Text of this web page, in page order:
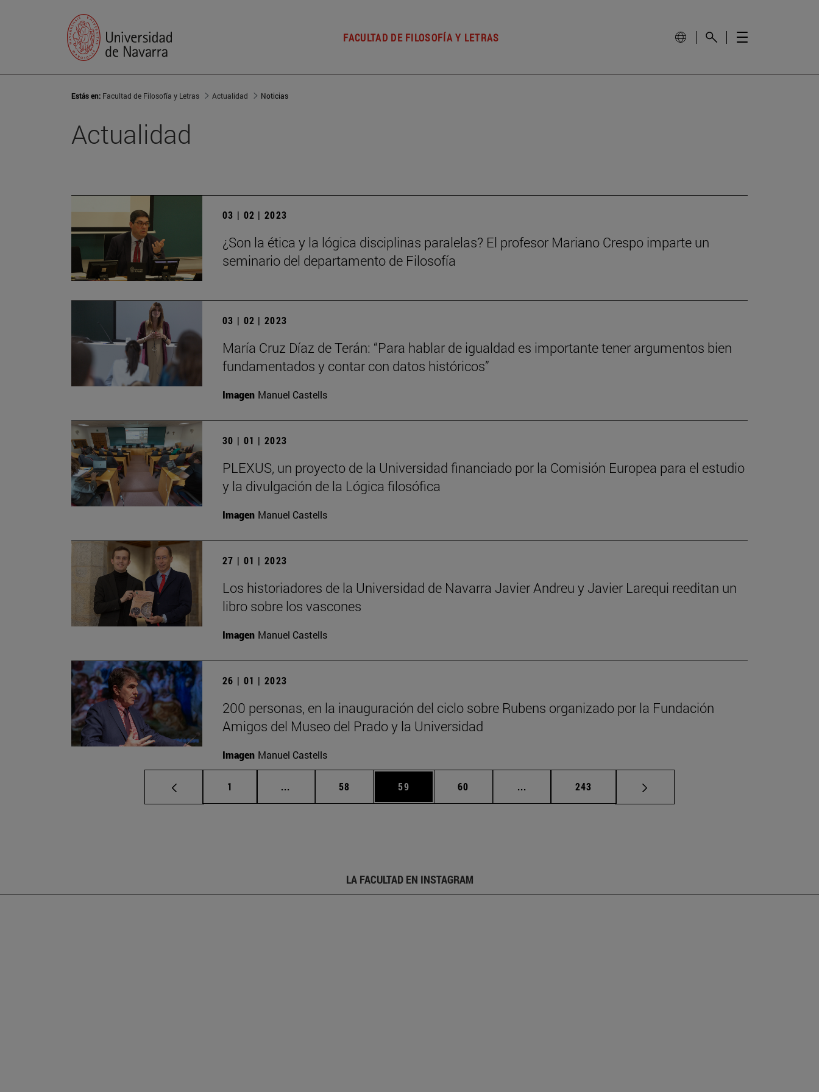
FACULTAD DE FILOSOFÍA Y LETRAS
Estás en: Facultad de Filosofía y Letras Actualidad Noticias
Actualidad
03 | 02 | 2023
¿Son la ética y la lógica disciplinas paralelas? El profesor Mariano Crespo imparte un
seminario del departamento de Filosofía
03 | 02 | 2023
María Cruz Díaz de Terán: “Para hablar de igualdad es importante tener argumentos bien
fundamentados y contar con datos históricos”
Imagen Manuel Castells
30 | 01 | 2023
PLEXUS, un proyecto de la Universidad financiado por la Comisión Europea para el estudio
y la divulgación de la Lógica filosófica
Imagen Manuel Castells
27 | 01 | 2023
Los historiadores de la Universidad de Navarra Javier Andreu y Javier Larequi reeditan un
libro sobre los vascones
Imagen Manuel Castells
26 | 01 | 2023
200 personas, en la inauguración del ciclo sobre Rubens organizado por la Fundación
Amigos del Museo del Prado y la Universidad
Imagen Manuel Castells
Página
1 ... Páginas intermedias Use TAB para desplazarse.
Página
58 Página
59 Página
60 ... Páginas intermedias Use TAB para desplazarse.
Página
243
LA FACULTAD EN INSTAGRAM